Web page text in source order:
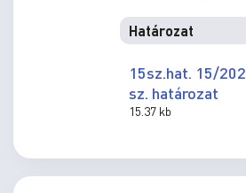
Határozat
15sz.hat. 15/
sz. határozat
15.37 kb